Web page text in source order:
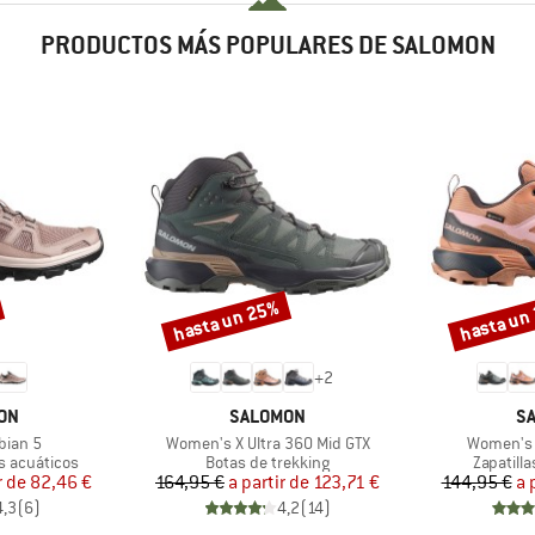
PRODUCTOS MÁS POPULARES DE SALOMON
5
acuáticos
reducido
de 82,46 €
(6)
+2
MARCA
SALOMON
Artículo
Women's X Ultra 360 Mid GTX
Product group
Botas de trekking
Precio
164,95 € Precio reducido
a partir de 123,71 €
4,2(14)
Descuento
hasta un 25%
Artículo
Women's
Product
144,95 € a
Descuento
hasta